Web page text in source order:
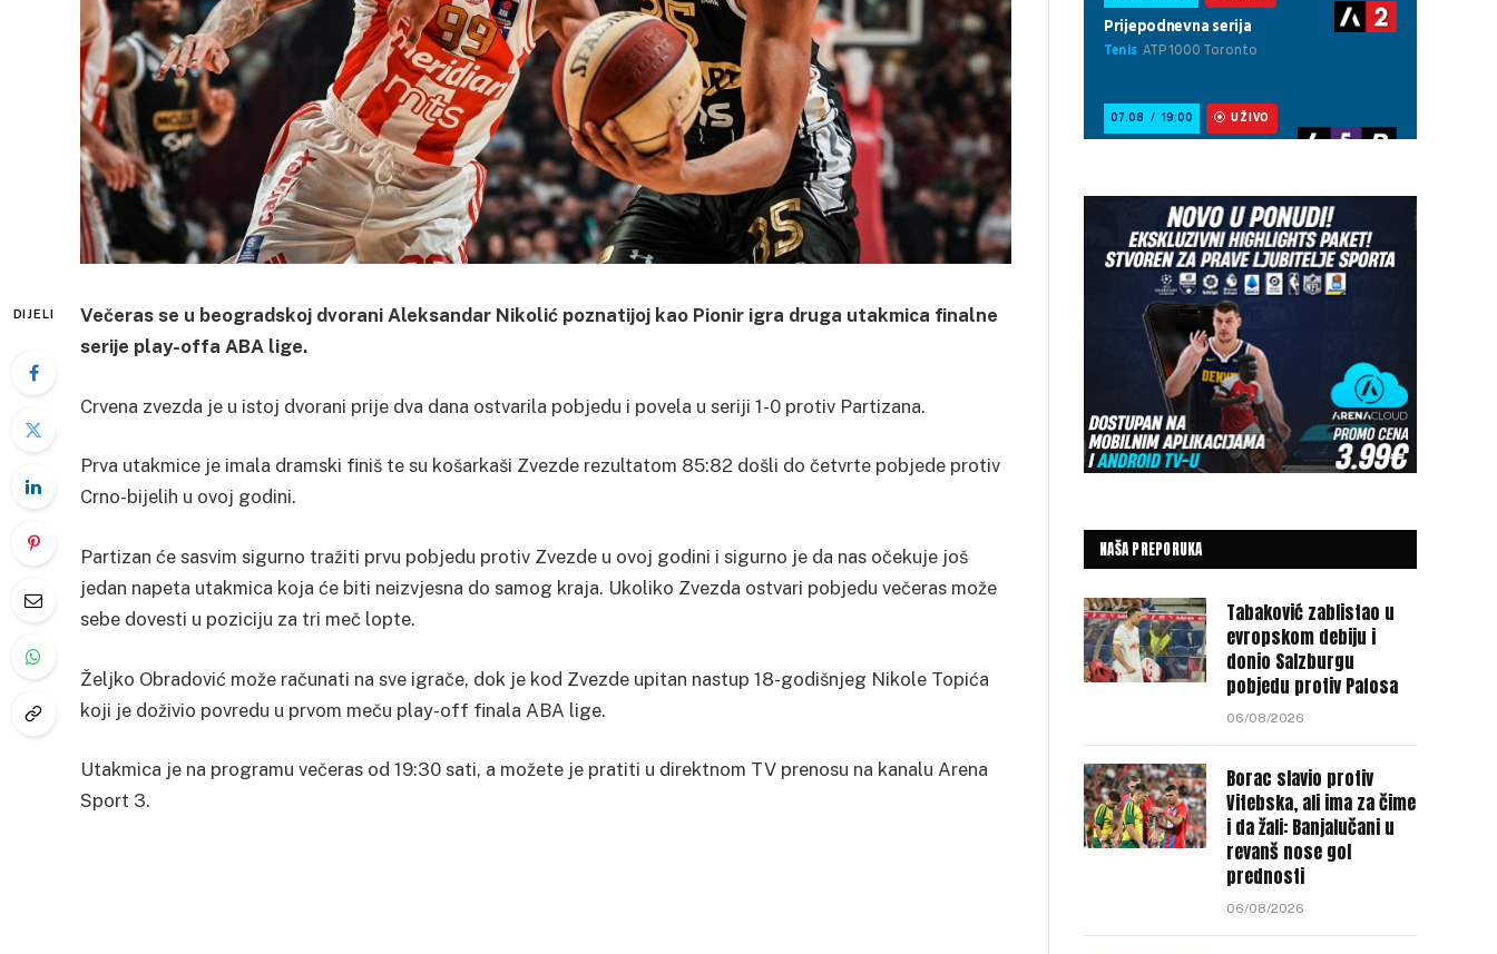
DIJELI
Večeras se u beogradskoj dvorani Aleksandar Nikolić poznatijoj kao Pionir igra druga utakmica finalne
serije play-offa ABA lige.
Crvena zvezda je u istoj dvorani prije dva dana ostvarila pobjedu i povela u seriji 1-0 protiv Partizana.
Prva utakmice je imala dramski finiš te su košarkaši Zvezde rezultatom 85:82 došli do četvrte pobjede protiv
Crno-bijelih u ovoj godini.
Partizan će sasvim sigurno tražiti prvu pobjedu protiv Zvezde u ovoj godini i sigurno je da nas očekuje još
jedan napeta utakmica koja će biti neizvjesna do samog kraja. Ukoliko Zvezda ostvari pobjedu večeras može
sebe dovesti u poziciju za tri meč lopte.
Željko Obradović može računati na sve igrače, dok je kod Zvezde upitan nastup 18-godišnjeg Nikole Topića
koji je doživio povredu u prvom meču play-off finala ABA lige.
Utakmica je na programu večeras od 19:30 sati, a možete je pratiti u direktnom TV prenosu na kanalu Arena
Sport 3.
NAŠA PREPORUKA
Tabaković zablistao u
evropskom debiju i
donio Salzburgu
pobjedu protiv Pafosa
06/08/2026
Borac slavio protiv
Vitebska, ali ima za čime
i da žali: Banjalučani u
revanš nose gol
prednosti
06/08/2026